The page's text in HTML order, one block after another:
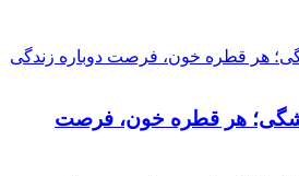
هر قطره خون، فرصت